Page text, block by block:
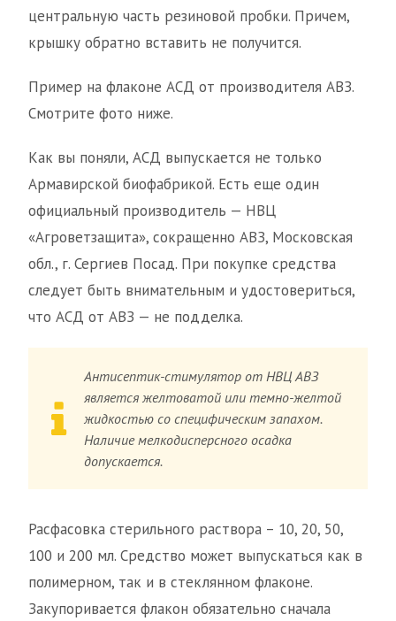
центральную часть резиновой пробки. Причем,
крышку обратно вставить не получится.
Пример на флаконе АСД от производителя АВЗ.
Смотрите фото ниже.
Как вы поняли, АСД выпускается не только
Армавирской биофабрикой. Есть еще один
официальный производитель — НВЦ
«Агроветзащита», сокращенно АВЗ, Московская
обл., г. Сергиев Посад. При покупке средства
следует быть внимательным и удостовериться,
что АСД от АВЗ — не подделка.
Антисептик-стимулятор от НВЦ АВЗ
является желтоватой или темно-желтой
жидкостью со специфическим запахом.
Наличие мелкодисперсного осадка
допускается.
Расфасовка стерильного раствора – 10, 20, 50,
100 и 200 мл. Средство может выпускаться как в
полимерном, так и в стеклянном флаконе.
Закупоривается флакон обязательно сначала